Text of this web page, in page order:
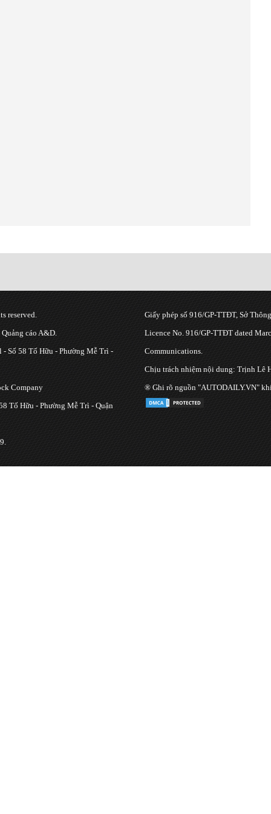
reserved.
cáo A&D.
Số 58 Tố Hữu - Phường Mễ Trì -
Company
Tố Hữu - Phường Mễ Trì - Quận
Giấy phép số 916/GP-TTĐT, Sở
Licence No. 916/GP-TTĐT dated
Communications.
Chịu trách nhiệm nội dung: Trịnh Lê
® Ghi rõ nguồn "AUTODAILY.VN"